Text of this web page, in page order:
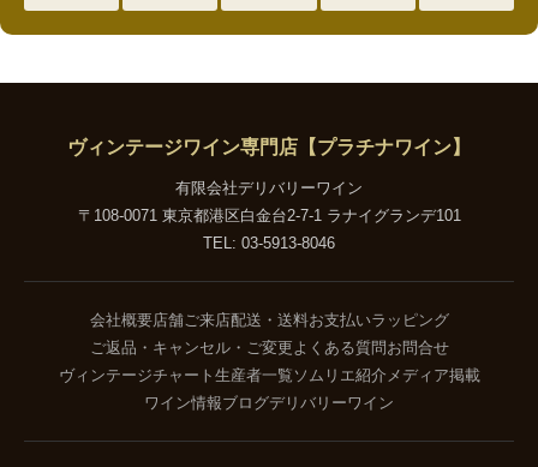
ヴィンテージワイン専門店【プラチナワイン】
有限会社デリバリーワイン
〒108-0071 東京都港区白金台2-7-1 ラナイグランデ101
TEL: 03-5913-8046
会社概要店舗ご来店配送・送料お支払いラッピング
ご返品・キャンセル・ご変更よくある質問 お問合せ
ヴィンテージチャート 生産者一覧 ソムリエ紹介 メディア掲載
ワイン情報ブログデリバリーワイン